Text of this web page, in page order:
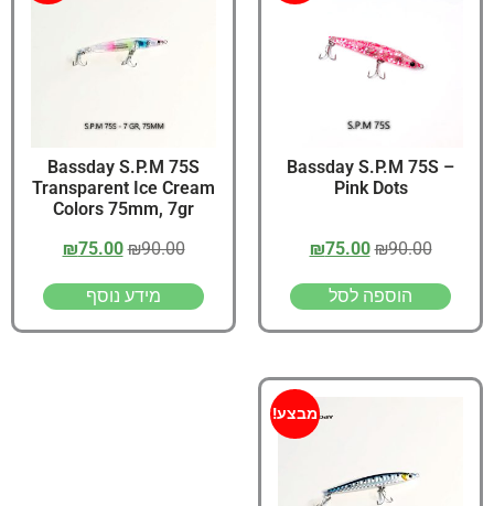
Bassday S.P.M 75S –
Pink Dots
₪90.00
₪75.00
הוספה לסל
Bassday S.P.M 75S
Transparent Ice Cream
Colors 75mm, 7gr
₪90.00
₪75.00
מידע נוסף
מבצע!